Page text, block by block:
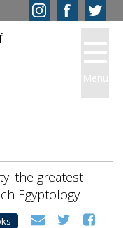
the greatest
Egyptology
Menu